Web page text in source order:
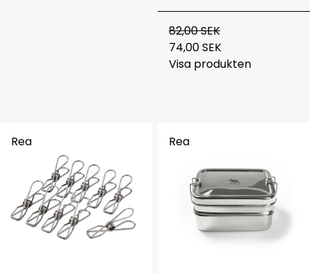
82,00 SEK
74,00 SEK
Visa produkten
Rea Rea